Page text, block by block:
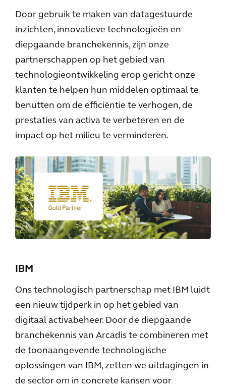
Door gebruik te maken van datagestuurde
inzichten, innovatieve technologieën en
diepgaande branchekennis, zijn onze
partnerschappen op het gebied van
technologieontwikkeling erop gericht onze
klanten te helpen hun middelen optimaal te
benutten om de efficiëntie te verhogen, de
prestaties van activa te verbeteren en de
impact op het milieu te verminderen.
IBM
Ons technologisch partnerschap met IBM luidt
een nieuw tijdperk in op het gebied van
digitaal activabeheer. Door de diepgaande
branchekennis van Arcadis te combineren met
de toonaangevende technologische
oplossingen van IBM, zetten we uitdagingen in
de sector om in concrete kansen voor